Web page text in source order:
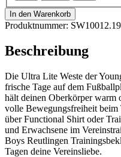
In den Warenkorb
Produktnummer: SW10012.19
Beschreibung
Die Ultra Lite Weste der
frische Tage auf dem
hält deinen Oberkörper warm
volle Bewegungsfreiheit beim
über Functional Shirt oder
und Erwachsene im
Boys Reutlingen
Tagen deine Vereinsliebe.